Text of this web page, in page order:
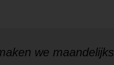
we maandelijks